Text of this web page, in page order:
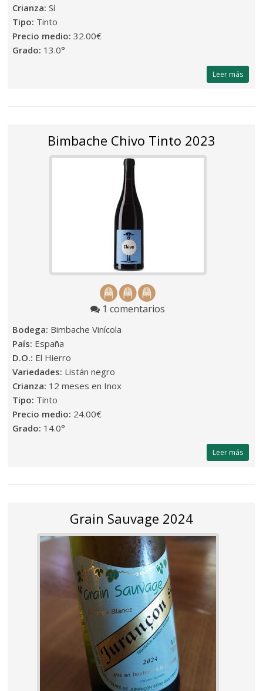
Crianza:Sí
Tipo: Tinto
Precio medio:32.00€
Grado: 13.0°
Leer más
Bimbache Chivo Tinto 2023
1 comentarios
Bodega: Bimbache Vinícola
País: España
D.O.: El Hierro
Variedades: Listán negro
Crianza: 12 meses en Inox
Tipo: Tinto
Precio medio: 24.00€
Grado: 14.0°
Leer más
Grain Sauvage 2024